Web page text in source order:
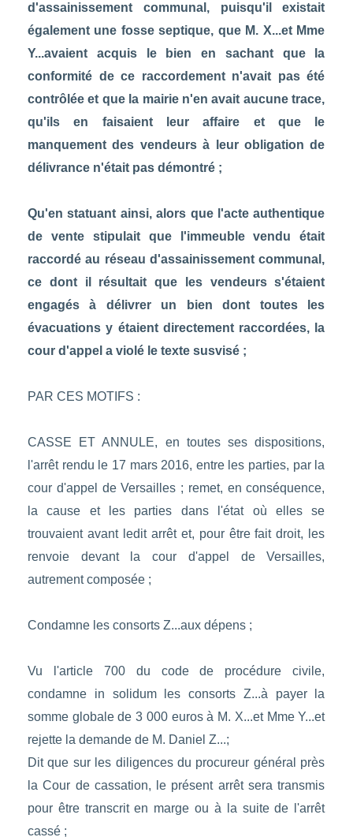
d'assainissement communal, puisqu'il existait
également une fosse septique, que M. X...et Mme
Y...avaient acquis le bien en sachant que la
conformité de ce raccordement n'avait pas été
contrôlée et que la mairie n'en avait aucune trace,
qu'ils en faisaient leur affaire et que le
manquement des vendeurs à leur obligation de
délivrance n'était pas démontré ;
Qu'en statuant ainsi, alors que l'acte authentique
de vente stipulait que l'immeuble vendu était
raccordé au réseau d'assainissement communal,
ce dont il résultait que les vendeurs s'étaient
engagés à délivrer un bien dont toutes les
évacuations y étaient directement raccordées, la
cour d'appel a violé le texte susvisé ;
PAR CES MOTIFS :
CASSE ET ANNULE, en toutes ses dispositions,
l'arrêt rendu le 17 mars 2016, entre les parties, par la
cour d'appel de Versailles ; remet, en conséquence,
la cause et les parties dans l'état où elles se
trouvaient avant ledit arrêt et, pour être fait droit, les
renvoie devant la cour d'appel de Versailles,
autrement composée ;
Condamne les consorts Z...aux dépens ;
Vu l'article 700 du code de procédure civile,
condamne in solidum les consorts Z...à payer la
somme globale de 3 000 euros à M. X...et Mme Y...et
rejette la demande de M. Daniel Z...;
Dit que sur les diligences du procureur général près
la Cour de cassation, le présent arrêt sera transmis
pour être transcrit en marge ou à la suite de l'arrêt
cassé ;